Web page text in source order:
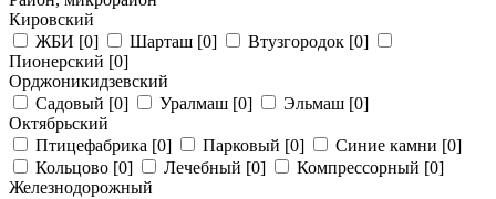
Кировский
ЖБИ [0] Шарташ [0] Втузгородок [0]
Пионерский [0]
Орджоникидзевский
Садовый [0] Уралмаш [0] Эльмаш [0]
Октябрьский
Птицефабрика [0] Парковый [0] Синие камни [0]
Кольцово [0] Лечебный [0] Компрессорный [0]
Железнодорожный